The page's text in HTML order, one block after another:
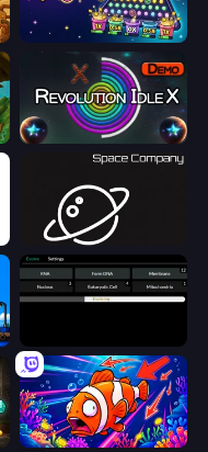
PLINKO!
Revolution Idle X
Space Company
Fish Catch Idle